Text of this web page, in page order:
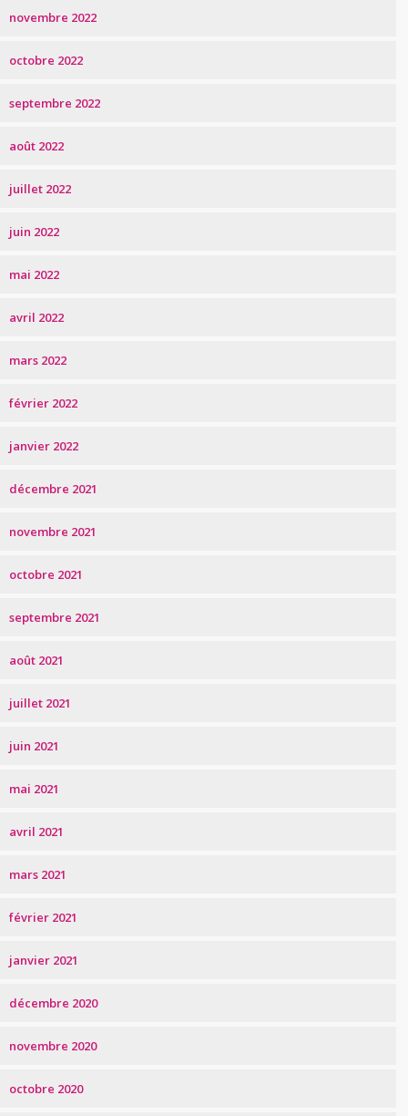
novembre 2022
octobre 2022
septembre 2022
août 2022
juillet 2022
juin 2022
mai 2022
avril 2022
mars 2022
février 2022
janvier 2022
décembre 2021
novembre 2021
octobre 2021
septembre 2021
août 2021
juillet 2021
juin 2021
mai 2021
avril 2021
mars 2021
février 2021
janvier 2021
décembre 2020
novembre 2020
octobre 2020